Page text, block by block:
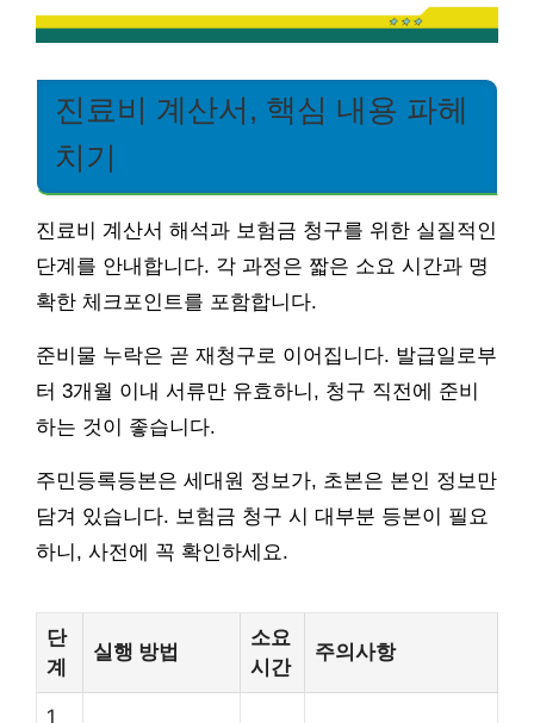
진료비 계산서, 핵심 내용 파헤
치기
진료비 계산서 해석과 보험금 청구를 위한 실질적인
단계를 안내합니다. 각 과정은 짧은 소요 시간과 명
확한 체크포인트를 포함합니다.
준비물 누락은 곧 재청구로 이어집니다. 발급일로부
터 3개월 이내 서류만 유효하니, 청구 직전에 준비
하는 것이 좋습니다.
주민등록등본은 세대원 정보가, 초본은 본인 정보만
담겨 있습니다. 보험금 청구 시 대부분 등본이 필요
하니, 사전에 꼭 확인하세요.
단
계
실행 방법
소요
시간
주의사항
1